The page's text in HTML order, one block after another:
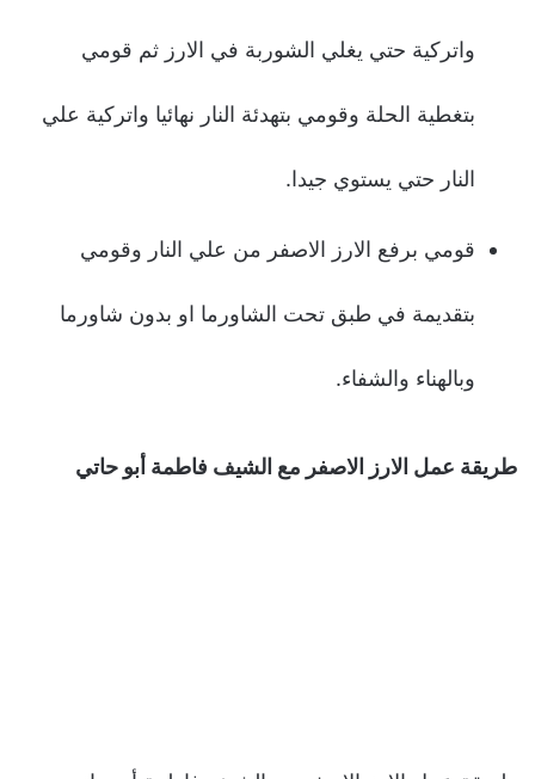
واتركية حتي يغلي الشوربة في الارز ثم قومي
بتغطية الحلة وقومي بتهدئة النار نهائيا واتركية علي
النار حتي يستوي جيدا.
قومي برفع الارز الاصفر من علي النار وقومي
بتقديمة في طبق تحت الشاورما او بدون شاورما
وبالهناء والشفاء.
طريقة عمل الارز الاصفر مع الشيف فاطمة أبو حاتي